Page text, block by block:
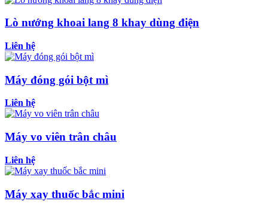
Lò nướng khoai lang 8 khay dùng điện
Liên hệ
Máy đóng gói bột mì
Liên hệ
Máy vo viên trân châu
Liên hệ
Máy xay thuốc bắc mini